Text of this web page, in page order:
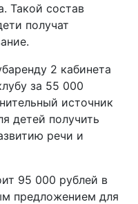
Такой состав
получат
2 кабинета
за 55 000
источник
детей получить
речи и
95 000 рублей в
предложением для